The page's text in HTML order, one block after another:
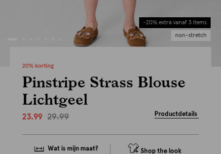
-20% extra vanaf 3 items
non-stretch
20% korting
Pinstripe Strass Blouse
Lichtgeel
23.99 29.99 Productdetails
Wat is mijn maat? Shop the look